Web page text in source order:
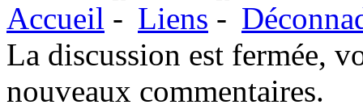
Accueil
Liens
La discussion est fermée,
nouveaux commentaires.